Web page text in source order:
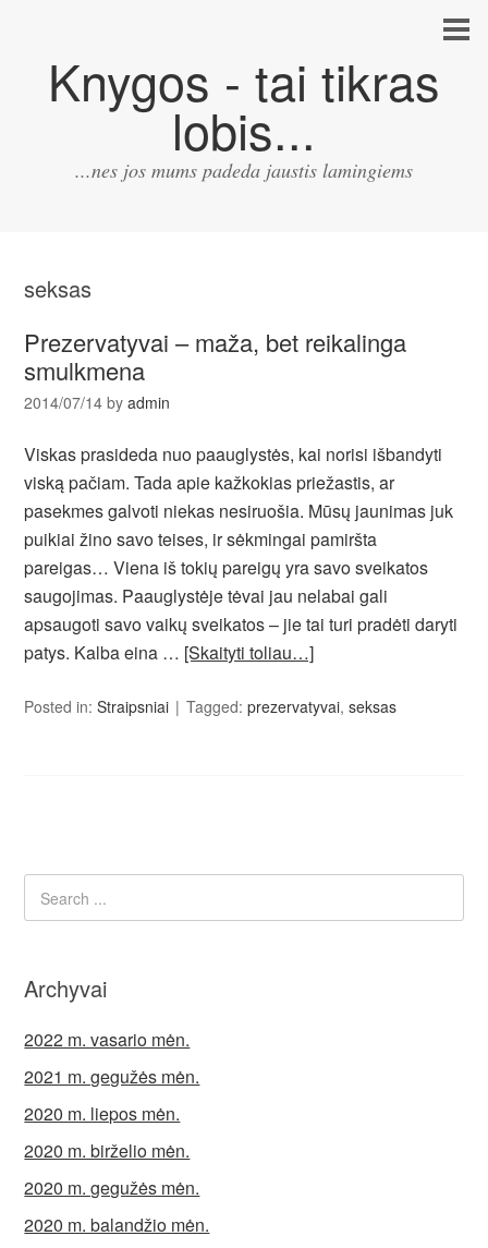
Knygos - tai tikras
lobis...
...nes jos mums padeda jaustis lamingiems
seksas
Prezervatyvai – maža, bet reikalinga
smulkmena
2014/07/14 byadmin
Viskas prasideda nuo paauglystės, kai norisi išbandyti
viską pačiam. Tada apie kažkokias priežastis, ar
pasekmes galvoti niekas nesiruošia. Mūsų jaunimas juk
puikiai žino savo teises, ir sėkmingai pamiršta
pareigas… Viena iš tokių pareigų yra savo sveikatos
saugojimas. Paauglystėje tėvai jau nelabai gali
apsaugoti savo vaikų sveikatos – jie tai turi pradėti daryti
patys. Kalba eina … [Skaityti toliau…]
Posted in:Straipsniai Tagged:prezervatyvai,seksas
Archyvai
2022 m. vasario mėn.
2021 m. gegužės mėn.
2020 m. liepos mėn.
2020 m. birželio mėn.
2020 m. gegužės mėn.
2020 m. balandžio mėn.